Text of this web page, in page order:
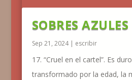
SOBRES
Sep 21, 2024| escribir
17. “Cruel en el cartel”. Es
transformado por la edad, la